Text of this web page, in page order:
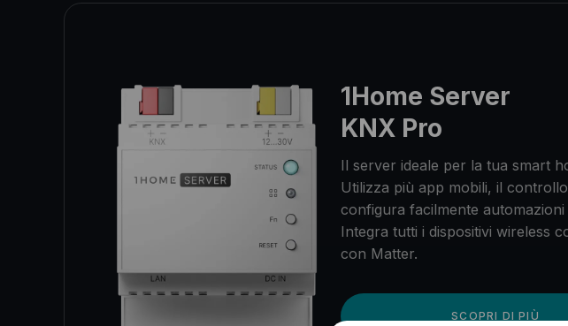
1Home Server
KNX Pro
Il server ideale per la tua smart
Utilizza più app mobili, il
configura facilmente automazioni
Integra tutti i dispositivi wireless
con Matter.
SCOPRI DI PIÙ